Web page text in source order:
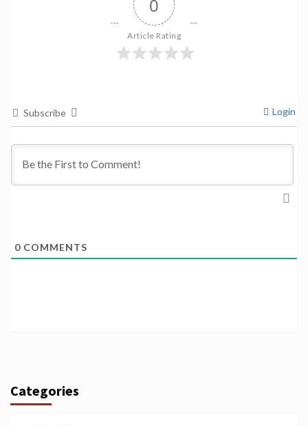
0
Article Rating
Subscribe Login
0 COMMENTS
Categories